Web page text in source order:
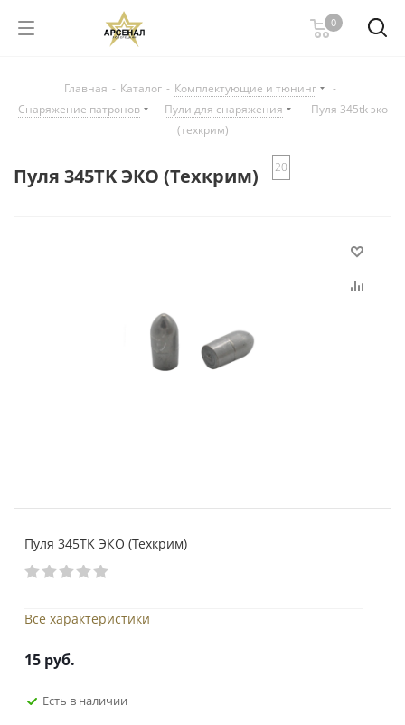
0
Главная - Каталог - Комплектующие и тюнинг
-
Снаряжение патронов
- Пули для снаряжения -
Пуля 345tk эко
(техкрим)
Пуля 345TK ЭКО (Техкрим) 20
Пуля 345TK ЭКО (Техкрим)
Все характеристики
15 руб.
Есть в наличии